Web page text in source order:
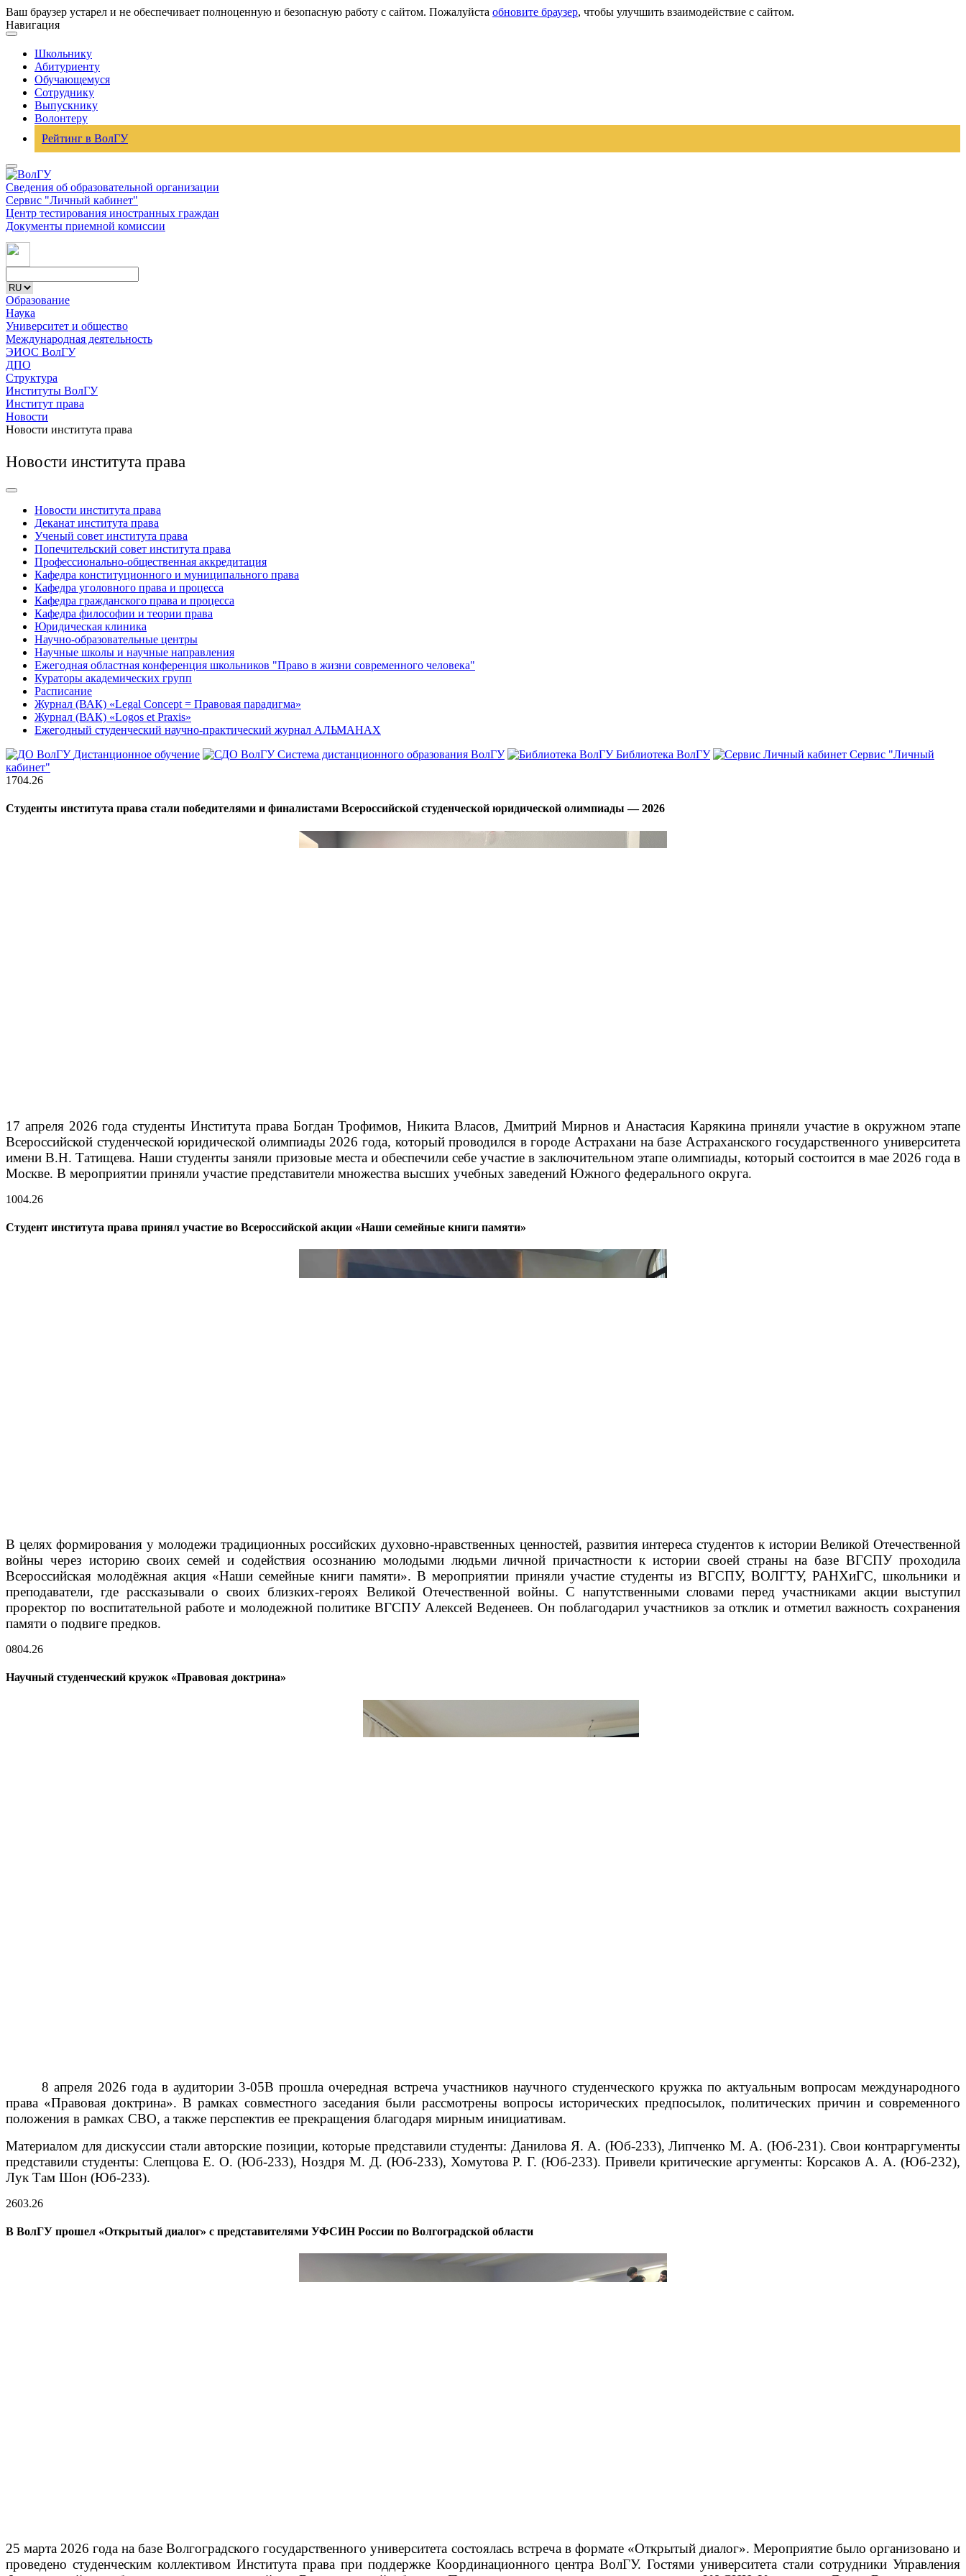
Ваш браузер устарел и не обеспечивает полноценную и безопасную работу с сайтом. Пожалуйста обновите браузер, чтобы улучшить взаимодействие с сайтом.
Навигация
Школьнику
Абитуриенту
Обучающемуся
Сотруднику
Выпускнику
Волонтеру
Рейтинг в ВолГУ
Сведения об образовательной организации
Сервис "Личный кабинет"
Центр тестирования иностранных граждан
Документы приемной комиссии
Образование
Наука
Университет и общество
Международная деятельность
ЭИОС ВолГУ
ДПО
Структура
Институты ВолГУ
Институт права
Новости
Новости института права
Новости института права
Новости института права
Деканат института права
Ученый совет института права
Попечительский совет института права
Профессионально-общественная аккредитация
Кафедра конституционного и муниципального права
Кафедра уголовного права и процесса
Кафедра гражданского права и процесса
Кафедра философии и теории права
Юридическая клиника
Научно-образовательные центры
Научные школы и научные направления
Ежегодная областная конференция школьников "Право в жизни современного человека"
Кураторы академических групп
Расписание
Журнал (ВАК) «Legal Concept = Правовая парадигма»
Журнал (ВАК) «Logos et Praxis»
Ежегодный студенческий научно-практический журнал АЛЬМАНАХ
Дистанционное обучение
Система дистанционного образования ВолГУ Библиотека ВолГУ
Сервис "Личный
кабинет"
1704.26
Студенты института права стали победителями и финалистами Всероссийской студенческой юридической олимпиады — 2026
17 апреля 2026 года студенты Института права Богдан Трофимов, Никита Власов, Дмитрий Мирнов и Анастасия Карякина приняли участие в окружном этапе
Всероссийской студенческой юридической олимпиады 2026 года, который проводился в городе Астрахани на базе Астраханского государственного университета
имени В.Н. Татищева.Наши студенты заняли призовые места и обеспечили себе участие в заключительном этапе олимпиады, который состоится в мае 2026 года в
Москве. В мероприятии приняли участие представители множества высших учебных заведений Южного федерального округа.
1004.26
Студент института права принял участие во Всероссийской акции «Наши семейные книги памяти»
В целях формирования у молодежи традиционных российских духовно-нравственных ценностей, развития интереса студентов к истории Великой Отечественной
войны через историю своих семей и содействия осознанию молодыми людьми личной причастности к истории своей страны на базе ВГСПУ проходила
Всероссийская молодёжная акция «Наши семейные книги памяти». В мероприятии приняли участие студенты из ВГСПУ, ВОЛГТУ, РАНХиГС, школьники и
преподаватели, где рассказывали о своих близких-героях Великой Отечественной войны. С напутственными словами перед участниками акции выступил
проректор по воспитательной работе и молодежной политике ВГСПУ Алексей Веденеев. Он поблагодарил участников за отклик и отметил важность сохранения
памяти о подвиге предков.
0804.26
Научный студенческий кружок «Правовая доктрина»
8 апреля 2026 года в аудитории 3-05В прошла очередная встреча участников научного студенческого кружка по актуальным вопросам международного
права «Правовая доктрина». В рамках совместного заседания были рассмотрены вопросы исторических предпосылок, политических причин и современного
положения в рамках СВО, а также перспектив ее прекращения благодаря мирным инициативам.
Материалом для дискуссии стали авторские позиции, которые представили студенты: Данилова Я. А. (Юб-233), Липченко М. А. (Юб-231).Свои контраргументы
представили студенты: Слепцова Е. О. (Юб-233), Ноздря М. Д. (Юб-233), Хомутова Р. Г. (Юб-233). Привели критические аргументы: Корсаков А. А. (Юб-232),
Лук Там Шон (Юб-233).
2603.26
В ВолГУ прошел «Открытый диалог» с представителями УФСИН России по Волгоградской области
25 марта 2026 года на базе Волгоградского государственного университета состоялась встреча в формате «Открытый диалог». Мероприятие было организовано и
проведено студенческим коллективом Института права при поддержке Координационного центра ВолГУ. Гостями университета стали сотрудники Управления